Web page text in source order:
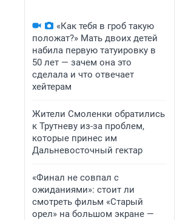
«Как тебя в гроб такую
положат?» Мать двоих детей
набила первую татуировку в
50 лет — зачем она это
сделала и что отвечает
хейтерам
Жители Смоленки обратились
к Трутневу из-за проблем,
которые принес им
Дальневосточный гектар
«Финал не совпал с
ожиданиями»: стоит ли
смотреть фильм «Старый
орел» на большом экране —